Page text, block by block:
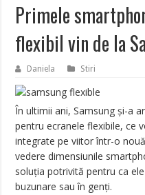
Primele
flexibil vin de la
Daniela Stiri
În ultimii ani, Samsung și-a
pentru ecranele flexibile, ce
integrate pe viitor într-o
vedere dimensiunile
soluția potrivită pentru ca
buzunare sau în genți.